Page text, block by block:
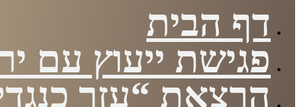
דף הבית
פגישת ייעוץ עם
הרצאת “עזר